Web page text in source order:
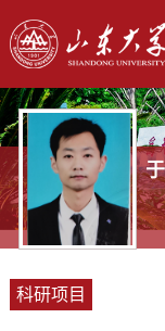
科研项目